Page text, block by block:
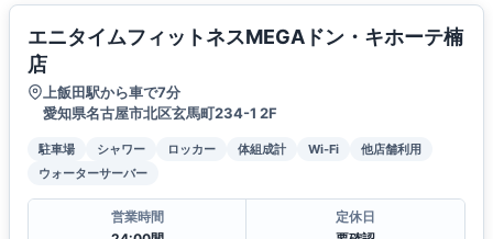
エニタイムフィットネスMEGAドン・キホーテ楠
店
上飯田駅から車で7分
愛知県名古屋市北区玄馬町234-1 2F
駐車場 シャワー ロッカー 体組成計 Wi-Fi
他店舗利用
ウォーターサーバー
営業時間
定休日